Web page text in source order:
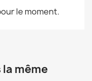
le moment.
même